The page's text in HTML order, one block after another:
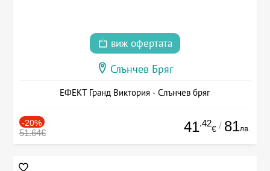
виж офертата
Слънчев Бряг
ЕФЕКТ Гранд Виктория - Слънчев бряг
-20%
51.64€ 41.42
€ / 81лв.